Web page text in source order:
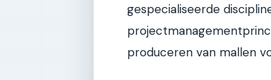
gespecialiseerde
produceren van mallen